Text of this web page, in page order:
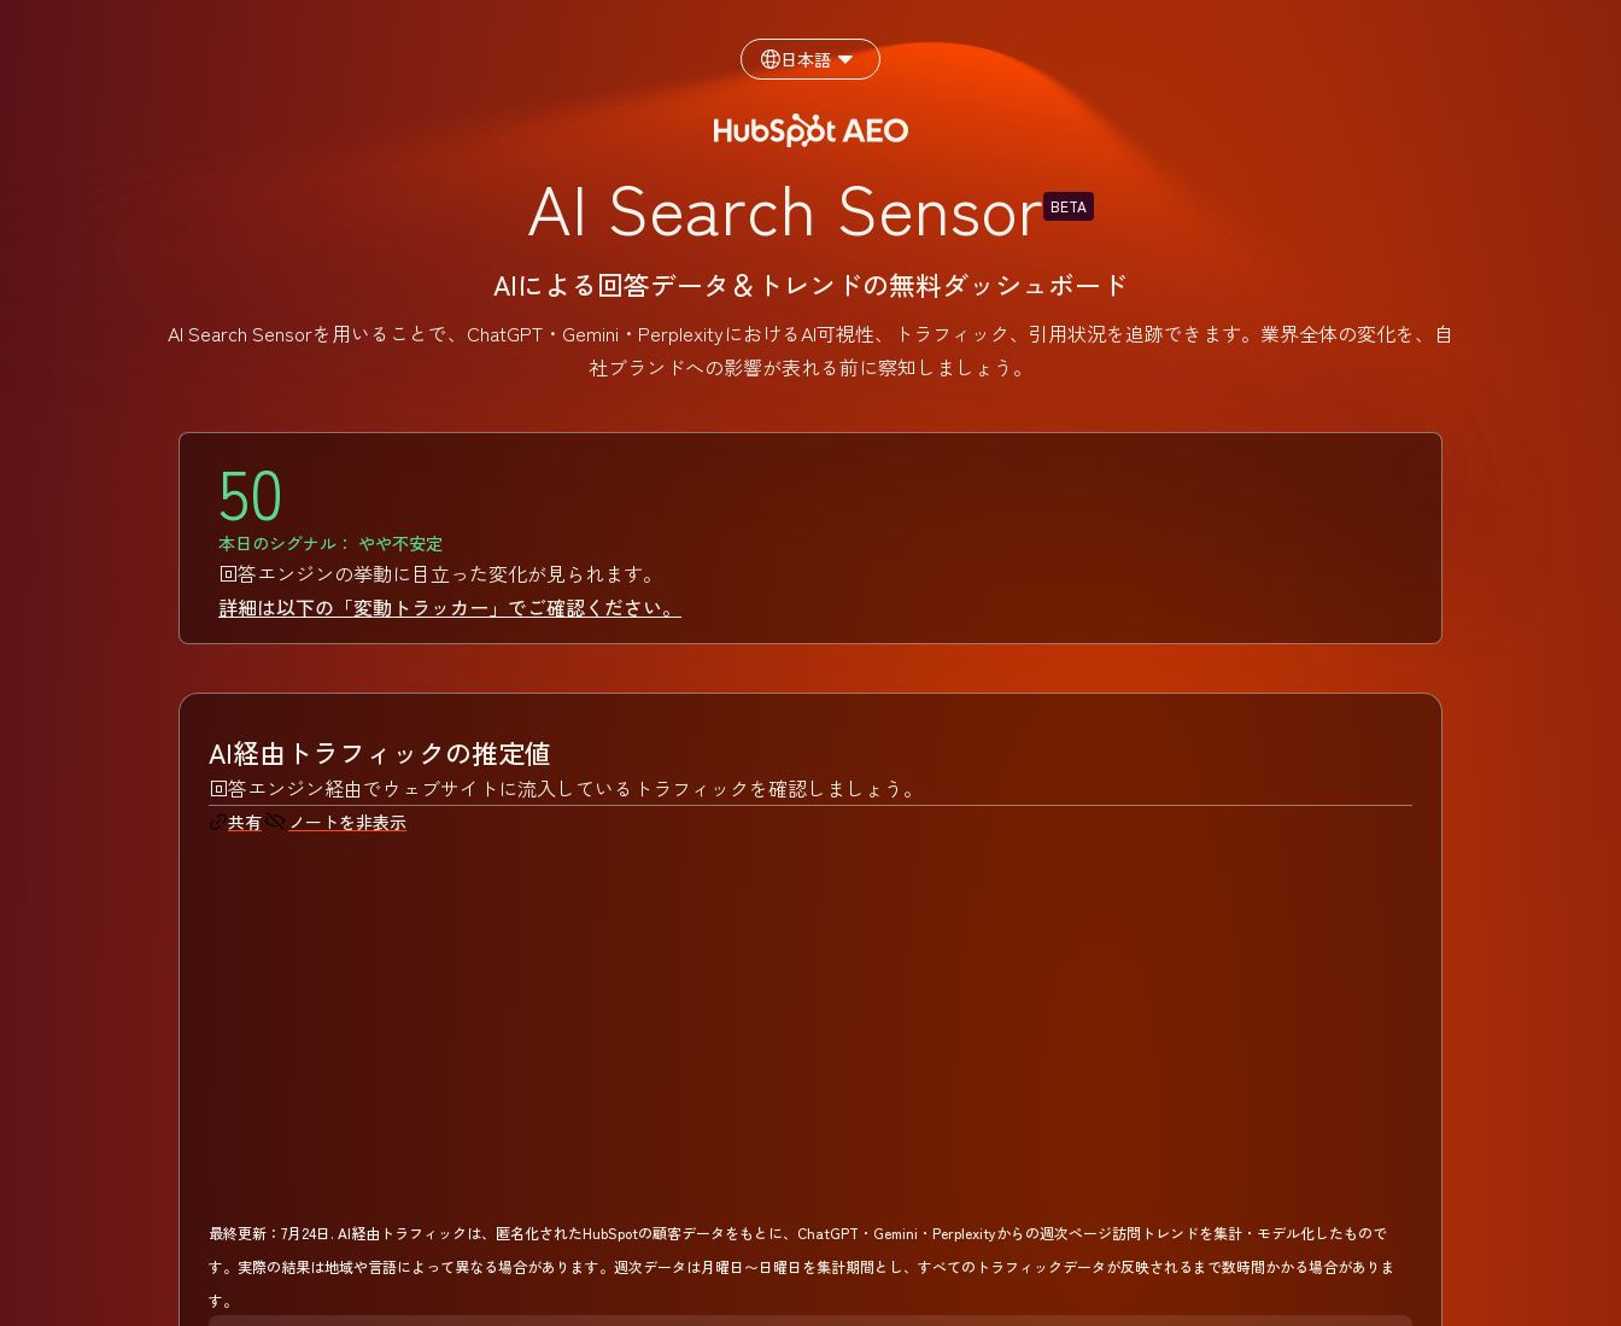
日本語
AI Search Sensor BETA
AIによる回答データ＆トレンドの無料ダッシュボード
AI Search Sensorを用いることで、ChatGPT・Gemini・PerplexityにおけるAI可視性、トラフィック、引用状況を追跡できます。業界全体の変化を、自
社ブランドへの影響が表れる前に察知しましょう。
50
本日のシグナル： やや不安定
回答エンジンの挙動に目立った変化が見られます。
詳細は以下の「変動トラッカー」でご確認ください。
AI経由トラフィックの推定値
回答エンジン経由でウェブサイトに流入しているトラフィックを確認しましょう。
共有 ノートを非表示
最終更新： 7月24日. AI経由トラフィックは、匿名化されたHubSpotの顧客データをもとに、ChatGPT・Gemini・Perplexityからの週次ページ訪問トレンドを集計・モデル化したもので
す。実際の結果は地域や言語によって異なる場合があります。週次データは月曜日〜日曜日を集計期間とし、すべてのトラフィックデータが反映されるまで数時間かかる場合がありま
す。